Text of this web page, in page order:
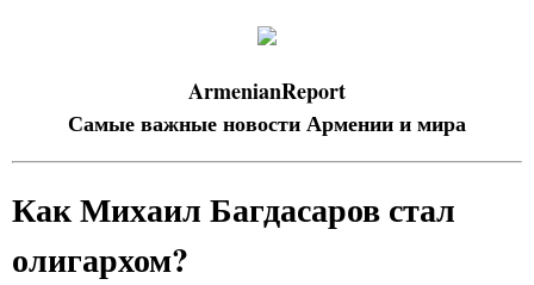
ArmenianReport
Самые важные новости Армении и мира
Как Михаил Багдасаров стал
олигархом?